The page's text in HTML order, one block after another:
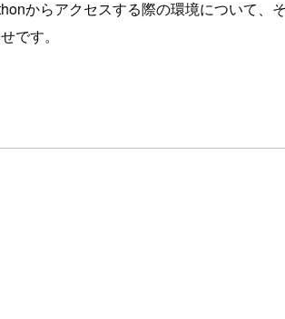
からアクセスする際の環境について、
です。